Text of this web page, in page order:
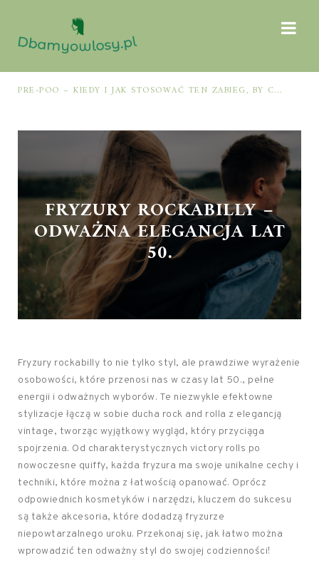
PRE-POO – KIEDY I JAK STOSOWAĆ TEN ZABIEG, BY CHRONIĆ I NAWILŻAĆ WŁOSY PRZED MYCIEM SZAMPONEM
FRYZURY ROCKABILLY –
ODWAŻNA ELEGANCJA LAT
50.
Fryzury rockabilly to nie tylko styl, ale prawdziwe wyrażenie
osobowości, które przenosi nas w czasy lat 50., pełne
energii i odważnych wyborów. Te niezwykle efektowne
stylizacje łączą w sobie ducha rock and rolla z elegancją
vintage, tworząc wyjątkowy wygląd, który przyciąga
spojrzenia. Od charakterystycznych victory rolls po
nowoczesne quiffy, każda fryzura ma swoje unikalne cechy i
techniki, które można z łatwością opanować. Oprócz
odpowiednich kosmetyków i narzędzi, kluczem do sukcesu
są także akcesoria, które dodadzą fryzurze
niepowtarzalnego uroku. Przekonaj się, jak łatwo można
wprowadzić ten odważny styl do swojej codzienności!